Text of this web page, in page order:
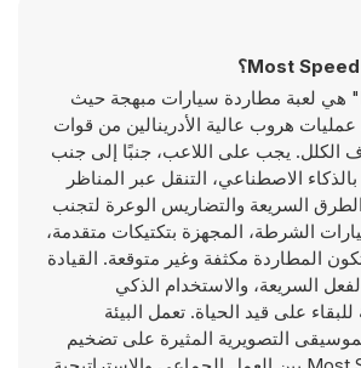
لعبة "Most Speed" هي لعبة مطاردة سيارات مبهجة حيث
هروب عالية الأدرينالين من قوات
الكلل. يجب على اللاعب، جنبًا إلى جنب
الاصطناعي، التنقل عبر المناظر
السريعة والتضاريس الوعرة لتجنب
الشرطة، المجهزة بتكتيكات متقدمة،
المطاردة مكثفة وغير متوقعة. القيادة
السريعة، والاستخدام الذكي
على قيد الحياة. تعمل البيئة
التصويرية المثيرة على تضخيم